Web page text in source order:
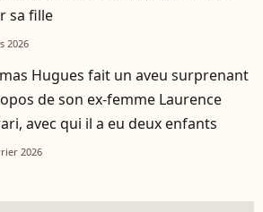
sa fille
2026
Hugues fait un aveu surprenant
de son ex-femme Laurence
avec qui il a eu deux enfants
2026